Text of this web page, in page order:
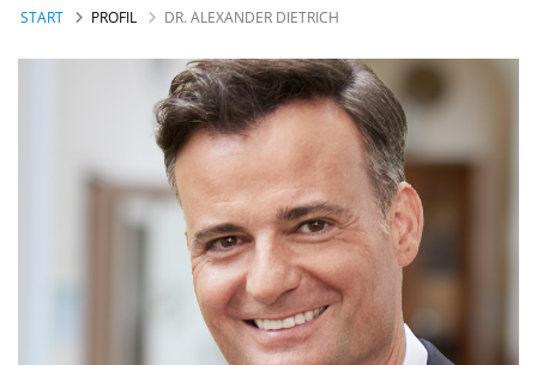
START PROFIL DR. ALEXANDER DIETRICH